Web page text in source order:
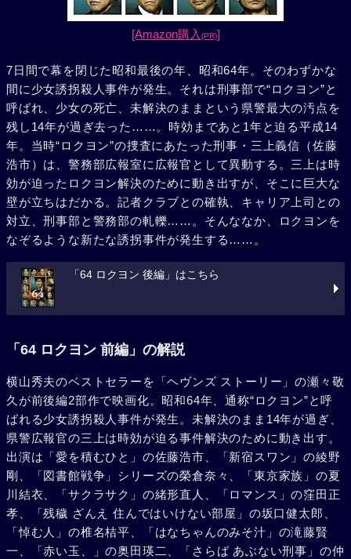
[Amazon購入 (PR)]
7日間で幕を閉じた昭和最後の年、昭和64年。そのわずかな
間に少女誘拐殺人事件が発生。それは刑事部で“ロクヨン”と
呼ばれ、少女の死亡、未解決のままという県警最大の汚点を
残し14年が過ぎ去った……。時効まであと1年と迫る平成14
年。当時“ロクヨン”の捜査にあたった刑事・三上義信（佐藤
浩市）は、警務部広報室に広報官として異動する。三上は時
効が迫ったロクヨン解決のために動き出すが、そこに巨大な
壁が立ちはだかる。記者クラブとの確執、キャリア上司との
対立、刑事部と警務部の軋轢……。そんななか、ロクヨンを
なぞるような新たな誘拐事件が発生する……。
「64 ロクヨン 後編」はこちら
「64 ロクヨン 前編」の解説
横山秀夫のベストセラーを「ヘヴンズ ストーリー」の瀬々敬
久が前後編2部作で映画化。昭和64年、通称“ロクヨン”と呼
ばれる少女誘拐殺人事件が発生。未解決のまま14年が過ぎ、
県警広報官の三上は時効が迫る事件解決のために動き出す。
出演は「愛を積むひと」の佐藤浩市、「新宿スワン」の綾野
剛、「図書館戦争」シリーズの榮倉奈々、「東京家族」の夏
川結衣、「サクラサク」の緒形直人、「ロマンス」の窪田正
孝、「残穢 ざんえ 住んではいけない部屋」の坂口健太郎、
「悼む人」の椎名桔平、「はなちゃんのみそ汁」の滝藤賢
一、「赤い玉、」の奥田瑛二、「さらば あぶない刑事」の仲